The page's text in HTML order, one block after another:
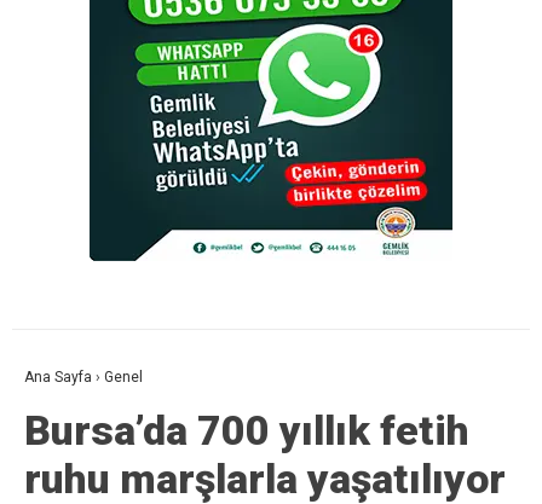
Ana Sayfa › Genel
Bursa’da 700 yıllık fetih
ruhu marşlarla yaşatılıyor